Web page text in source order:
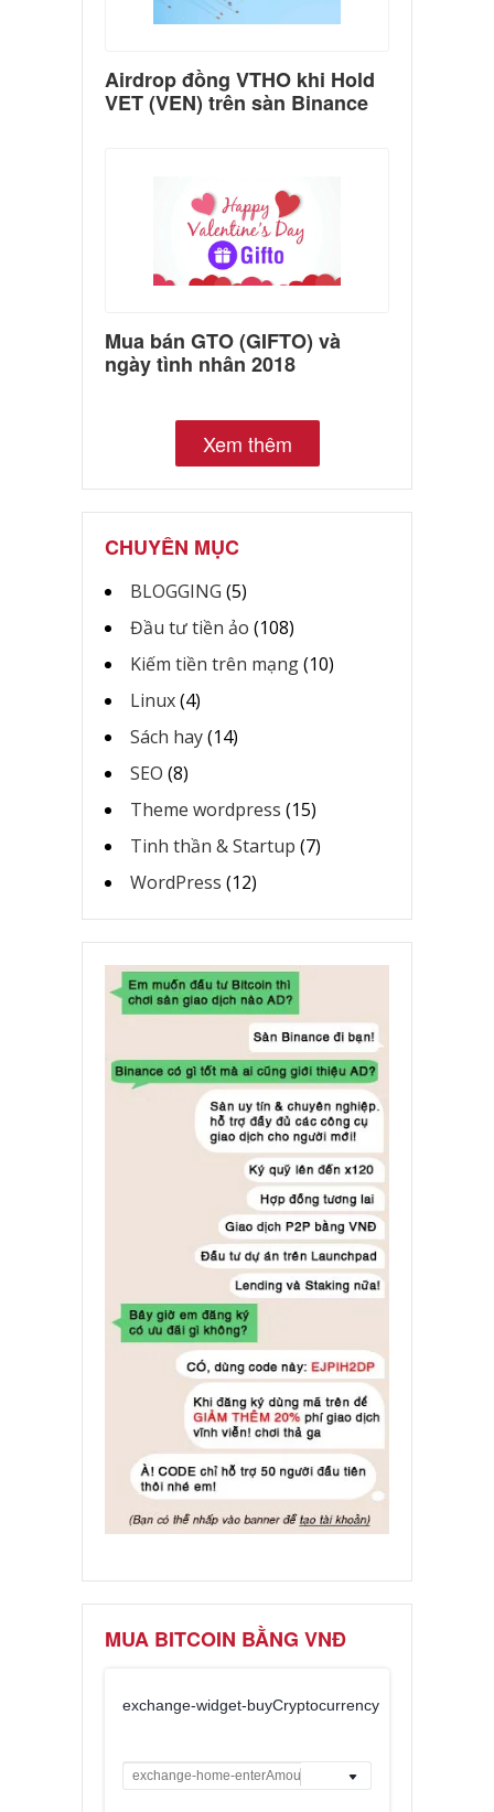
Airdrop đồng VTHO khi Hold
VET (VEN) trên sàn Binance
Mua bán GTO (GIFTO) và
ngày tình nhân 2018
Xem thêm
CHUYÊN MỤC
BLOGGING (5)
Đầu tư tiền ảo (108)
Kiếm tiền trên mạng(10)
Linux(4)
Sách hay(14)
SEO (8)
Theme wordpress (15)
Tinh thần & Startup (7)
WordPress (12)
MUA BITCOIN BẰNG VNĐ
exchange-widget-buyCryptocurrency